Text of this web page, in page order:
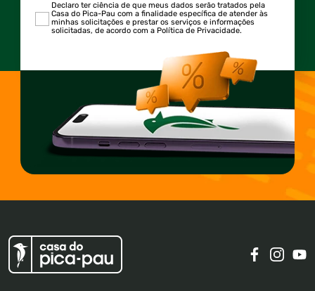
Declaro ter ciência de que meus dados serão tratados pela
Casa do Pica-Pau com a finalidade específica de atender às
minhas solicitações e prestar os serviços e informações
solicitadas, de acordo com a Política de Privacidade.